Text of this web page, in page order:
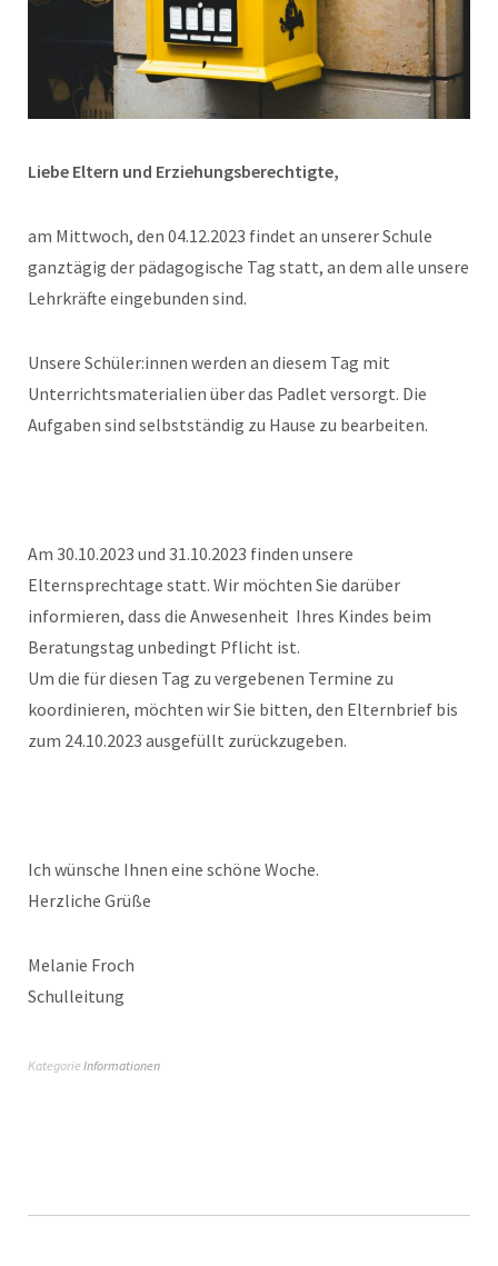
Liebe Eltern und Erziehungsberechtigte,
am Mittwoch, den 04.12.2023 findet an unserer Schule
ganztägig der pädagogische Tag statt, an dem alle unsere
Lehrkräfte eingebunden sind.
Unsere Schüler:innen werden an diesem Tag mit
Unterrichtsmaterialien über das Padlet versorgt. Die
Aufgaben sind selbstständig zu Hause zu bearbeiten.
Am 30.10.2023 und 31.10.2023 finden unsere
Elternsprechtage statt. Wir möchten Sie darüber
informieren, dass die Anwesenheit Ihres Kindes beim
Beratungstag unbedingt Pflicht ist.
Um die für diesen Tag zu vergebenen Termine zu
koordinieren, möchten wir Sie bitten, den Elternbrief bis
zum 24.10.2023 ausgefüllt zurückzugeben.
Ich wünsche Ihnen eine schöne Woche.
Herzliche Grüße
Melanie Froch
Schulleitung
Kategorie Informationen